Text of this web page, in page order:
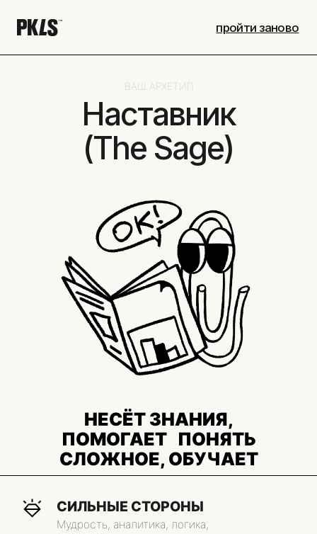
Наставник
(The Sage)
НЕСЁТ ЗНАНИЯ,
ПОМОГАЕТ ПОНЯТЬ
СЛОЖНОЕ, ОБУЧАЕТ
СИЛЬНЫЕ СТОРОНЫ
Мудрость, аналитика, логика,
СОВЕТЫ ПО ВИЗУАЛУ
Строгий стиль, минимализм,
академическая эстетика
БРЕНДЫ